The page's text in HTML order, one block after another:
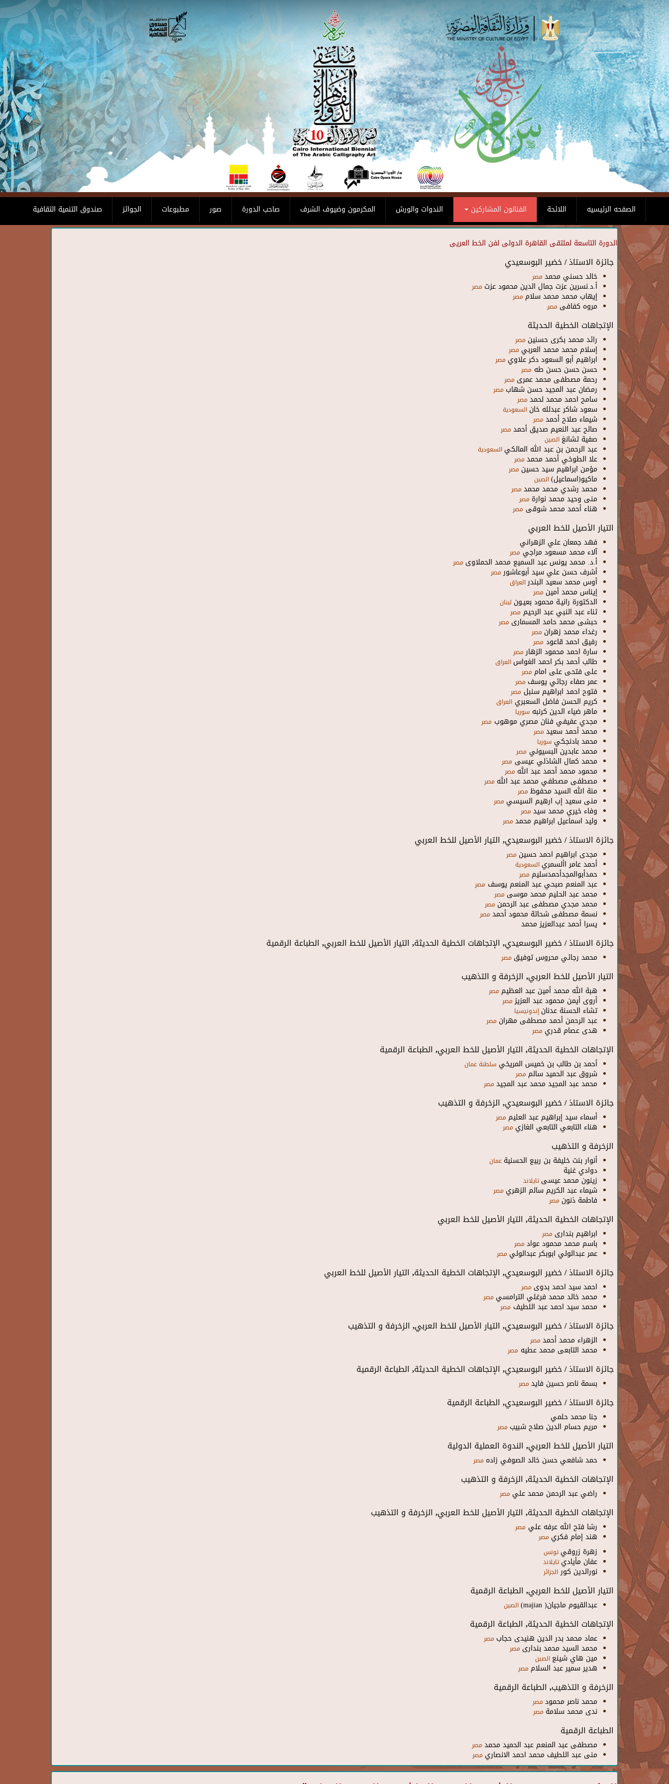
Skip to main content
صندوق التنمية الثقافية الجوائز مطبوعات صور صاحب الدورة المكرمون وضيوف الشرف الندوات والورش الفنانون المشاركين اللائحة الصفحه الرئيسيه
الدورة التاسعة لملتقى القاهرة الدولى لفن الخط العريى
جائزة الاستاذ / خضير البوسعيدي
خالد حسني محمد مصر
أ.د.نسرين عزت جمال الدين محمود عزت مصر
إيهاب محمد محمد سلام مصر
مروه كفافى مصر
الإتجاهات الخطية الحديثة
رائد محمد بكرى حسنين مصر
إسلام محمد محمد العربي مصر
ابراهيم أبو السعود دكر علاوي مصر
حسن حسن حسن طه مصر
رحمة مصطفى محمد عمرى مصر
رﻣﻀﺎن ﻋﺒﺪ اﻟﻤﺠﯿﺪ ﺣﺴﻦ ﺷﮭﺎب مصر
سامح احمد محمد لحمد مصر
سعود شاكر عبدلله خان السعودية
شيماء صلاح أحمد مصر
صالح عبد النعيم صديق أحمد مصر
صفية تشانغ الصين
عبد الرحمن بن عبد الله المالكي السعودية
علا الطوخي أحمد محمد مصر
مؤمن ابراهيم سيد حسين مصر
ماكيو(اسماعيل)الصين
محمد رشدي محمد محمد مصر
منى وحيد محمد نوارة مصر
هناء أحمد محمد شوقى مصر
التيار الأصيل للخط العربي
فهد جمعان علي الزهراني
آلاء محمد مسعود مراجي مصر
أ.د. محمد يونس عبد السميع محمد الحملاوى مصر
أشرف حسن علي سيد أبوعاشور مصر
أوس محمد سعيد البندرالعراق
إيناس محمد أمين مصر
الدكتورة رانيـة محمود بعيـون لبنان
ثناء عبد النبي عبد الرحيم مصر
حبشى محمد حامد المسمارى مصر
رغداء محمد زهران مصر
رفيق احمد قاعود مصر
سارة احمد محمود الزهار مصر
طالب أحمد بكر احمد الغواس العراق
على فتحى على امام مصر
عمر صفاء رجائي يوسف مصر
فتوح احمد ابراهيم سنبل مصر
كريم الحسن فاضل السعبري العراق
ماهر ضياء الدين كرنبه سوريا
مجدي عفيفي فنان مصري موهوب مصر
محمد أحمد سعيد مصر
محمد بادنجكي سوريا
محمد عابدين البسيوني مصر
محمد كمال الشاذلي عيسى مصر
محمود محمد أحمد عبد الله مصر
مصطفى مصطفي محمد عبد الله مصر
منة الله السيد محفوظ مصر
منی سعید إب ارهيم السيسي مصر
وفاء خيري محمد سيد مصر
وليد اسماعيل ابراهيم محمد مصر
جائزة الاستاذ / خضير البوسعيدي, التيار الأصيل للخط العربي
مجدى ابراهيم احمد حسين مصر
أحمد عامر األسمري السعودية
حمدأبوالمجدأحمدسليم مصر
عبد المنعم صبحي عبد المنعم يوسف مصر
محمد عبد الحليم محمد موسى مصر
محمد مجدي مصطفى عبد الرحمن مصر
نسمة مصطفى شحاتة محمود أحمد مصر
يسرا أحمد عبدالعزيز محمد
جائزة الاستاذ / خضير البوسعيدي, الإتجاهات الخطية الحديثة, التيار الأصيل للخط العربي, الطباعة الرقمية
محمد رجائي محروس توفيق مصر
التيار الأصيل للخط العربي, الزخرفة و التذهيب
هبة الله محمد أمين عبد العظيم مصر
أروى أيمن محمود عبد العزيز مصر
تشاء الحسنة عدنان إندونيسيا
عبد الرحمن أحمد مصطفى مهران مصر
هدى عصام قدري مصر
الإتجاهات الخطية الحديثة, التيار الأصيل للخط العربي, الطباعة الرقمية
أحمد بن طالب بن خميس المريخي سلطنة عمان
شروق عبد الحميد سالم مصر
محمد عبد المجيد محمد عبد المجيد مصر
جائزة الاستاذ / خضير البوسعيدي, الزخرفة و التذهيب
أسماء سيد إبراهيم عبد العليم مصر
هناء التابعي التابعي الغازي مصر
الزخرفة و التذهيب
أنوار بنت خليفة بن ربيع الحسنية عمان
دوادي غنية
زينون محمد عيسى تايلاند
شيماء عبد الكريم سالم الزهري مصر
فاطمة ذنون مصر
الإتجاهات الخطية الحديثة, التيار الأصيل للخط العربي
ابراهيم بندارى مصر
باسم محمد محمود عواد مصر
عمر عبدالولي ابوبكر عبدالولي مصر
جائزة الاستاذ / خضير البوسعيدي, الإتجاهات الخطية الحديثة, التيار الأصيل للخط العربي
احمد سيد احمد بدوى مصر
محمد خالد محمد فرغلي الترامسي مصر
محمد سيد احمد عبد اللطيف مصر
جائزة الاستاذ / خضير البوسعيدي, التيار الأصيل للخط العربي, الزخرفة و التذهيب
الزهراء محمد أحمد مصر
محمد التابعى محمد عطيه مصر
جائزة الاستاذ / خضير البوسعيدي, الإتجاهات الخطية الحديثة, الطباعة الرقمية
بسمة ناصر حسين فايد مصر
جائزة الاستاذ / خضير البوسعيدي, الطباعة الرقمية
جنا محمد حلمي
مريم حسام الدين صلاح شبيب مصر
التيار الأصيل للخط العربي, الندوة العملية الدولية
حمد شافعي حسن خالد الصوفي زاده مصر
الإتجاهات الخطية الحديثة, الزخرفة و التذهيب
راضي عبد الرحمن محمد علي مصر
الإتجاهات الخطية الحديثة, التيار الأصيل للخط العربي, الزخرفة و التذهيب
رشا فتح الله عرفه علي مصر
هند إمام فكري مصر
زهرة زروقي تونس
عفان مأيادي تايلاند
نورالدين كورالجزائر
التيار الأصيل للخط العربي, الطباعة الرقمية
عبدالقيوم ماجيان( majian) الصين
الإتجاهات الخطية الحديثة, الطباعة الرقمية
عماد محمد بدر الدين هنيدى حجاب مصر
محمد السيد محمد بندارى مصر
مين هاي شينع الصين
هدير سمير عبد السلام مصر
الزخرفة و التذهيب, الطباعة الرقمية
محمد ناصر محمود مصر
ندى محمد سلامة مصر
الطباعة الرقمية
مصطفى عبد المنعم عبد الحميد محمد مصر
منى عبد اللطيف محمد احمد الانصاري مصر